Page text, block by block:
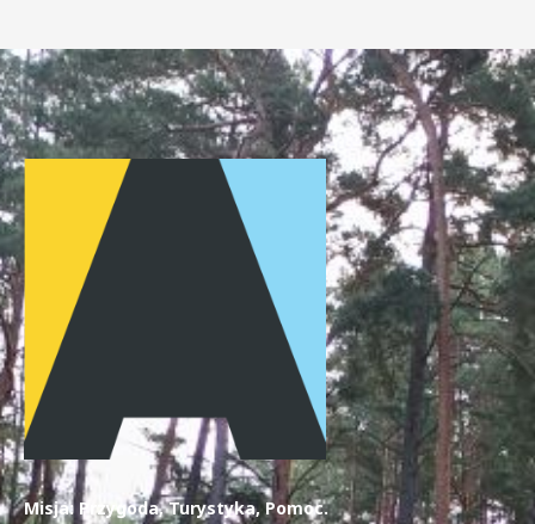
Misja: Przygoda, Turystyka, Pomoc.